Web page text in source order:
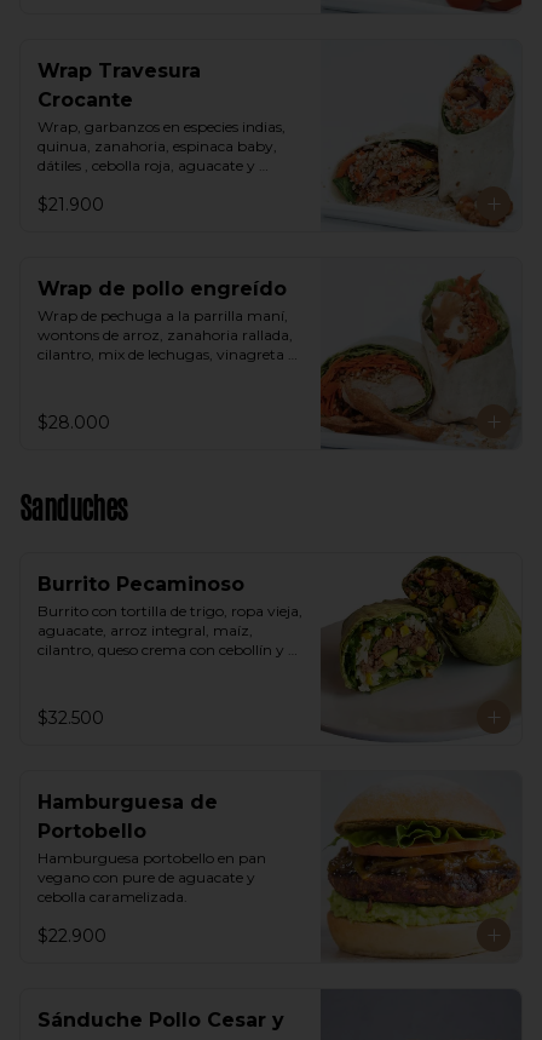
Wrap Travesura
Crocante
Wrap, garbanzos en especies indias,
quinua, zanahoria, espinaca baby,
dátiles , cebolla roja, aguacate y
$21.900
Wrap de pollo engreído
Wrap de pechuga a la parrilla maní,
wontons de arroz, zanahoria rallada,
cilantro, mix de lechugas, vinagreta
$28.000
Sanduches
Burrito Pecaminoso
Burrito con tortilla de trigo, ropa vieja,
aguacate, arroz integral, maíz,
cilantro, queso crema con cebollín y
$32.500
Hamburguesa de
Portobello
Hamburguesa portobello en pan
vegano con pure de aguacate y
cebolla caramelizada.
$22.900
Sánduche Pollo Cesar y